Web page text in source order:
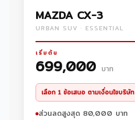
MAZDA CX-3
URBAN SUV · ESSENTIAL
เริ่มต้น
699,000 บาท
เลือก 1 ข้อเสนอ ตามเงื่อนไขบริษัท
ส่วนลดสูงสุด 80,000 บาท